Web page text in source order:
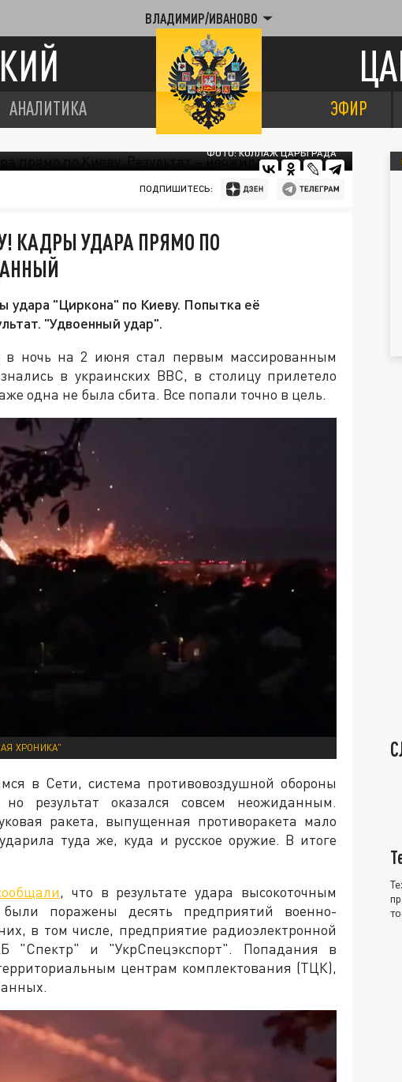
ВЛАДИМИР/ИВАНОВО
АНАЛИТИКА ЭФИР
ФОТО: КОЛЛАЖ ЦАРЬГРАДА
ПОДПИШИТЕСЬ:
КАДРЫ УДАРА ПРЯМО ПО
удара "Циркона" по Киеву. Попытка её
"Удвоенный удар".
ночь на 2 июня стал первым массированным
в украинских ВВС, в столицу прилетело
одна не была сбита. Все попали точно в цель.
ХРОНИКА"
в Сети, система противовоздушной обороны
результат оказался совсем неожиданным.
ракета, выпущенная противоракета мало
туда же, куда и русское оружие. В итоге
, что в результате удара высокоточным
поражены десять предприятий военно-
в том числе, предприятие радиоэлектронной
"Спектр" и "УкрСпецэкспорт". Попадания в
центрам комплектования (ТЦК),